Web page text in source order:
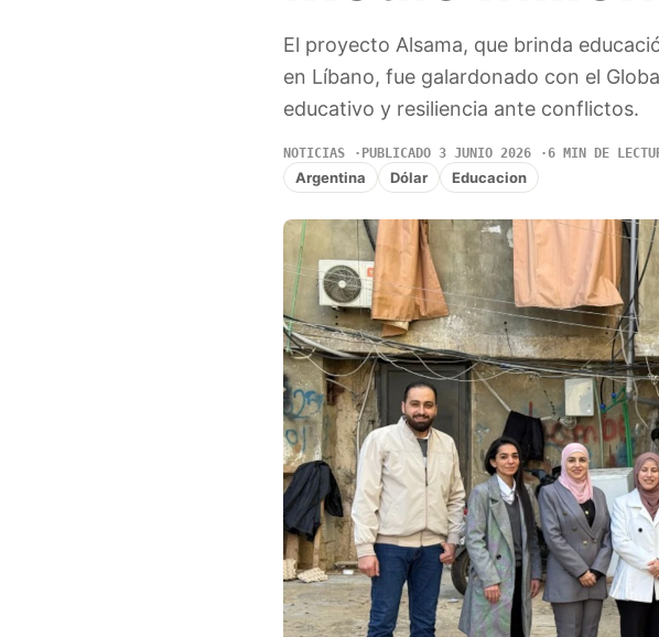
El proyecto Alsama, que brinda
en Líbano, fue galardonado con el
educativo y resiliencia ante conflictos.
NOTICIAS PUBLICADO 3 JUNIO 2026 6 MIN DE
Argentina Dólar Educacion